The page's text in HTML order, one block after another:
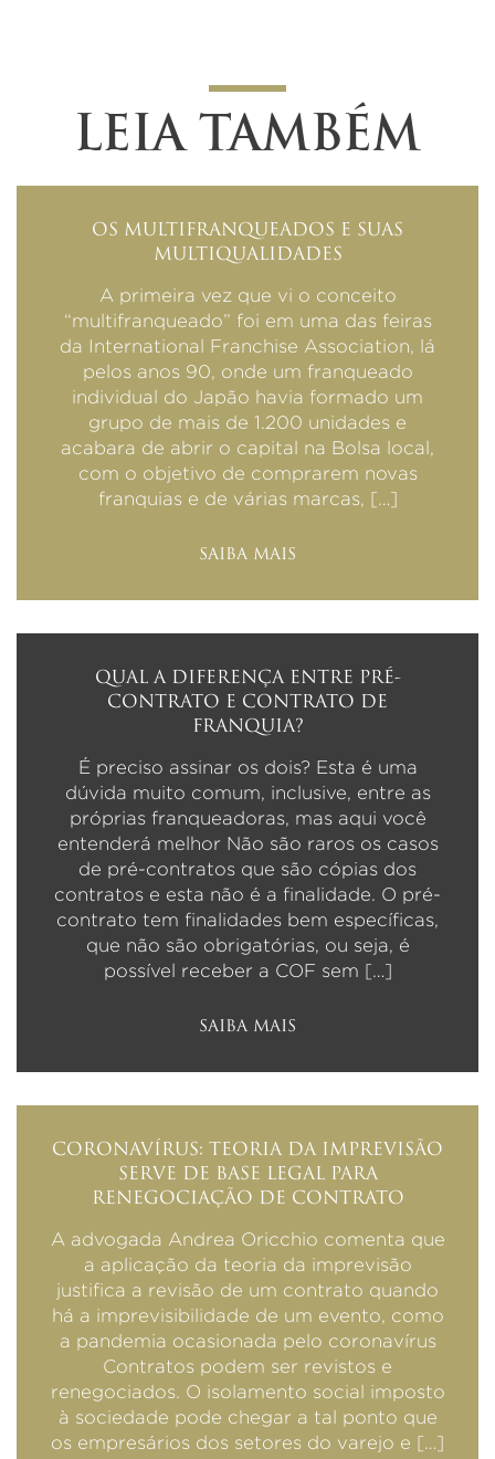
LEIA TAMBÉM
OS MULTIFRANQUEADOS E SUAS
MULTIQUALIDADES
A primeira vez que vi o conceito
“multifranqueado” foi em uma das feiras
da International Franchise Association, lá
pelos anos 90, onde um franqueado
individual do Japão havia formado um
grupo de mais de 1.200 unidades e
acabara de abrir o capital na Bolsa local,
com o objetivo de comprarem novas
franquias e de várias marcas, […]
SAIBA MAIS
QUAL A DIFERENÇA ENTRE PRÉ-
CONTRATO E CONTRATO DE
FRANQUIA?
É preciso assinar os dois? Esta é uma
dúvida muito comum, inclusive, entre as
próprias franqueadoras, mas aqui você
entenderá melhor Não são raros os casos
de pré-contratos que são cópias dos
contratos e esta não é a finalidade. O pré-
contrato tem finalidades bem específicas,
que não são obrigatórias, ou seja, é
possível receber a COF sem […]
SAIBA MAIS
CORONAVÍRUS: TEORIA DA IMPREVISÃO
SERVE DE BASE LEGAL PARA
RENEGOCIAÇÃO DE CONTRATO
A advogada Andrea Oricchio comenta que
a aplicação da teoria da imprevisão
justifica a revisão de um contrato quando
há a imprevisibilidade de um evento, como
a pandemia ocasionada pelo coronavírus
Contratos podem ser revistos e
renegociados. O isolamento social imposto
à sociedade pode chegar a tal ponto que
os empresários dos setores do varejo e […]